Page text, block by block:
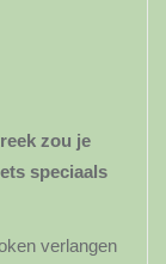
zou je
speciaals
verlangen